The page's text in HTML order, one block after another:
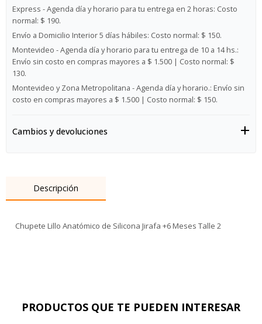
Express - Agenda día y horario para tu entrega en 2 horas: Costo
normal: $ 190.
Envío a Domicilio Interior 5 días hábiles: Costo normal: $ 150.
Montevideo - Agenda día y horario para tu entrega de 10 a 14 hs.:
Envío sin costo en compras mayores a $ 1.500 | Costo normal: $
130.
Montevideo y Zona Metropolitana - Agenda día y horario.: Envío sin
costo en compras mayores a $ 1.500 | Costo normal: $ 150.
Cambios y devoluciones
Descripción
Chupete Lillo Anatómico de Silicona Jirafa +6 Meses Talle 2
PRODUCTOS QUE TE PUEDEN INTERESAR